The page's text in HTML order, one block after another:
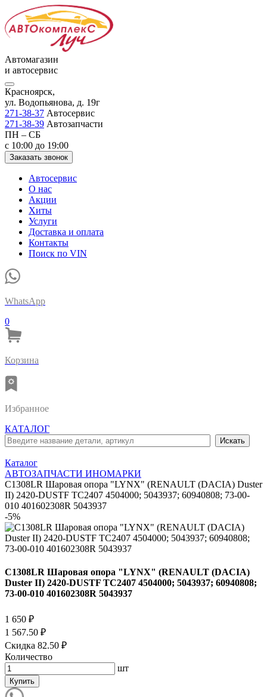
Автомагазин
и автосервис
Красноярск,
ул. Водопьянова, д. 19г
271-38-37 Автосервис
271-38-39 Автозапчасти
ПН – СБ
с 10:00 до 19:00
Заказать звонок
Автосервис
О нас
Акции
Хиты
Услуги
Доставка и оплата
Контакты
Поиск по VIN
WhatsApp
0
Корзина
Избранное
КАТАЛОГ
Каталог
АВТОЗАПЧАСТИ ИНОМАРКИ
C1308LR Шаровая опора "LYNX" (RENAULT (DACIA) Duster
II) 2420-DUSTF TC2407 4504000; 5043937; 60940808; 73-00-
010 401602308R 5043937
-5%
C1308LR Шаровая опора "LYNX" (RENAULT (DACIA)
Duster II) 2420-DUSTF TC2407 4504000; 5043937; 60940808;
73-00-010 401602308R 5043937
1 650 ₽
1 567.50 ₽
Скидка 82.50 ₽
Количество
шт
Купить